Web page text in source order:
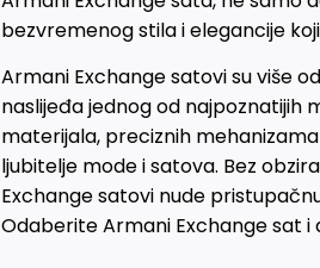
bezvremenog stila i elegancije
Armani Exchange satovi su više
naslijeđa jednog od najpoznatijih
materijala, preciznih
ljubitelje mode i satova. Bez
Exchange satovi nude
Odaberite Armani Exchange sat